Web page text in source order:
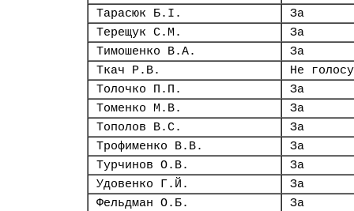
Тарасюк Б.І.
За
Терещук С.М.
За
Тимошенко В.А.
За
Ткач Р.В.
Не
Толочко П.П.
За
Томенко М.В.
За
Тополов В.С.
За
Трофименко В.В.
За
Турчинов О.В.
За
Удовенко Г.Й.
За
Фельдман О.Б.
За